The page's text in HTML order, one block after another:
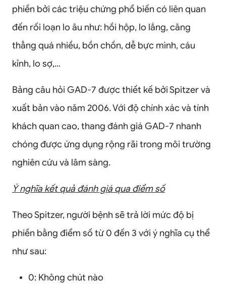
phiền bởi các triệu chứng phổ biến có liên quan
đến rối loạn lo âu như: hồi hộp, lo lắng, căng
thẳng quá nhiều, bồn chồn, dễ bực mình, cáu
kỉnh, lo sợ,...
Bảng câu hỏi GAD-7 được thiết kế bởi Spitzer và
xuất bản vào năm 2006. Với độ chính xác và tính
khách quan cao, thang đánh giá GAD-7 nhanh
chóng được ứng dụng rộng rãi trong môi trường
nghiên cứu và lâm sàng.
Ý nghĩa kết quả đánh giá qua điểm số
Theo Spitzer, người bệnh sẽ trả lời mức độ bị
phiền bằng điểm số từ 0 đến 3 với ý nghĩa cụ thể
như sau:
0: Không chút nào